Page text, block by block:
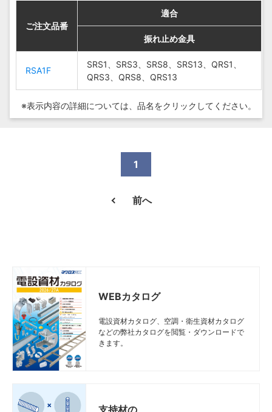
ご注文品番
RSA1F
SRS1、
SRS3、
SRS8、
SRS13、
ご注文品番
適合
振れ止め金具
RSA1F
SRS1、SRS3、SRS8、SRS13、QRS1、
QRS3、QRS8、QRS13
ご注文品番
RSA1F
SRS1、
SRS3、
SRS8、
SRS13、
ご注文品番
適合
振れ止め金具
RSA1F
SRS1、SRS3、SRS8、SRS13、QRS1、
QRS3、QRS8、QRS13
※表示内容の詳細については、 品名をクリックしてください。
1
前へ
WEBカタログ
電設資材カタログ、空調・衛生資材カタログ
などの弊社カタログを閲覧・ダウンロードで
きます。
支持材の